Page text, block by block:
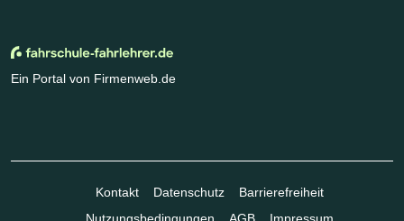
Ein Portal von Firmenweb.de
Kontakt Datenschutz
Barrierefreiheit
Nutzungsbedingungen
AGB Impressum